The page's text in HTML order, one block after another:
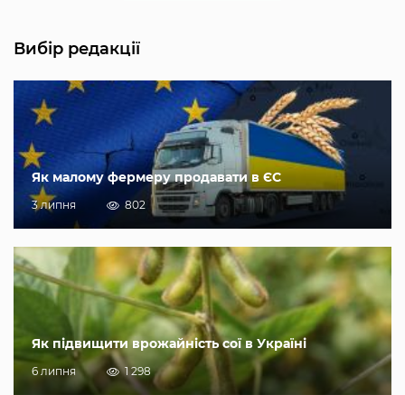
Вибір редакції
Як малому фермеру продавати в ЄС
3 липня 802
Як підвищити врожайність сої в Україні
6 липня 1 298